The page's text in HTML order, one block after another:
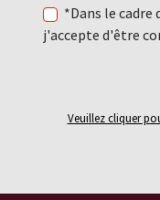
*Dans le
j'accepte d'être
Veuillez cliquer